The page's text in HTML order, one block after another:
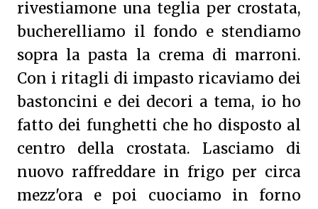
rivestiamone una teglia per crostata,
bucherelliamo il fondo e stendiamo
sopra la pasta la crema di marroni.
Con i ritagli di impasto ricaviamo dei
bastoncini e dei decori a tema, io ho
fatto dei funghetti che ho disposto al
centro della crostata. Lasciamo di
nuovo raffreddare in frigo per circa
mezz'ora e poi cuociamo in forno